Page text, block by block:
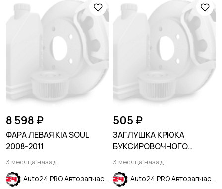
8 598 ₽
ФАРА ЛЕВАЯ KIA SOUL
2008-2011
3 месяца назад
Auto24.PRO Автозапчасти
505 ₽
ЗАГЛУШКА КРЮКА
БУКСИРОВОЧНОГО
ПЕРЕДНЯЯ CHEVROLET
EQUINOX 2017-2023
3 месяца назад
Auto24.PRO Автозапчасти